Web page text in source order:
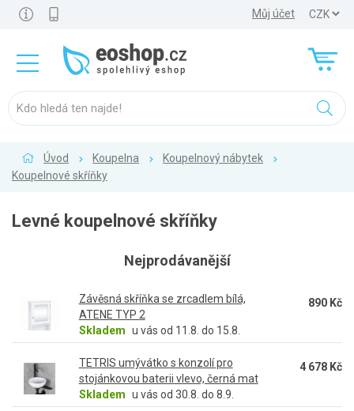
Můj účet
Úvod Koupelna
Koupelnový nábytek
Koupelnové skříňky
Levné koupelnové skříňky
Nejprodávanější
Závěsná skříňka se zrcadlem bílá,
ATENE TYP 2
Skladem u vás od 11.8. do 15.8.
890 Kč
TETRIS umývátko s konzolí pro
stojánkovou baterii vlevo, černá mat
Skladem u vás od 30.8. do 8.9.
4 678 Kč